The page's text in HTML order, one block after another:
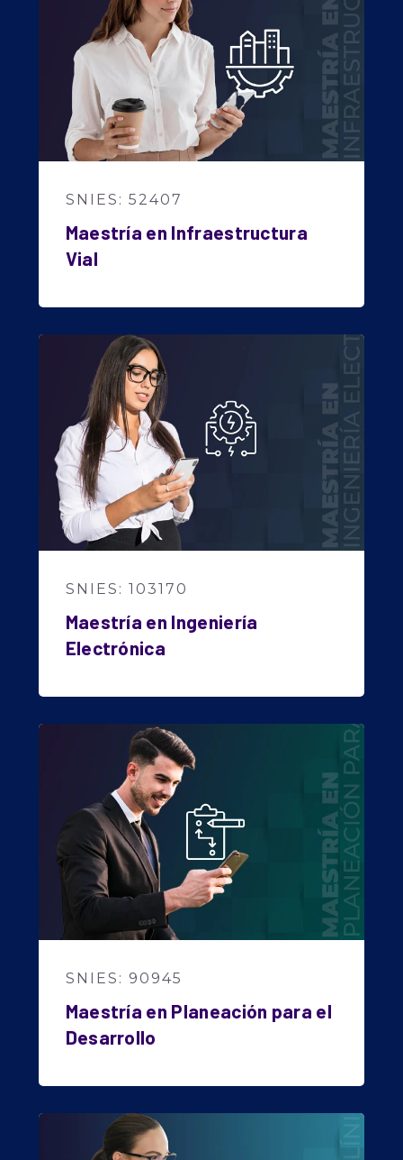
SNIES: 52407
Maestría en Infraestructura
Vial
SNIES: 103170
Maestría en Ingeniería
Electrónica
SNIES: 90945
Maestría en Planeación para el
Desarrollo